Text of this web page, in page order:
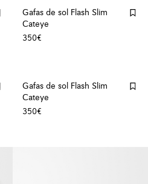
Gafas de sol Flash Slim
Cateye
350€
Gafas de sol Flash Slim
Cateye
350€